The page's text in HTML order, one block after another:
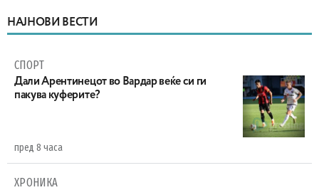
НАЈНОВИ ВЕСТИ
СПОРТ
Дали Арентинецот во Вардар веќе си ги
пакува куферите?
пред 8 часа
ХРОНИКА